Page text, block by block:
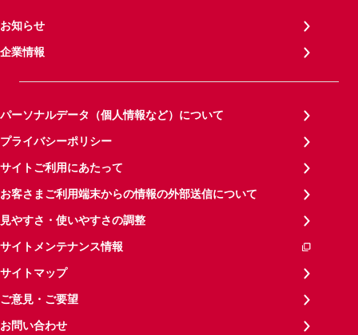
お知らせ
企業情報
パーソナルデータ（個人情報など）について
プライバシーポリシー
サイトご利用にあたって
お客さまご利用端末からの情報の外部送信について
見やすさ・使いやすさの調整
サイトメンテナンス情報
サイトマップ
ご意見・ご要望
お問い合わせ